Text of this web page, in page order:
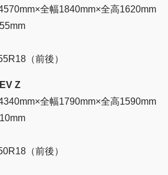
全幅1840mm×全高1620mm
（前後）
Z
全幅1790mm×全高1590mm
（前後）